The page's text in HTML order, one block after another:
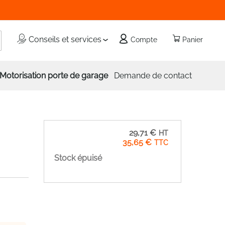
Panier
Conseils et services Compte
Motorisation porte de garage Demande de contact
35,65 €
29,71 €
Stock épuisé